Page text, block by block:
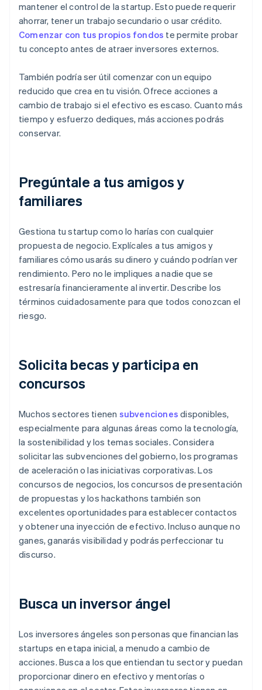
mantener el control de la startup. Esto puede requerir
ahorrar, tener un trabajo secundario o usar crédito.
Comenzar con tus propios fondos te permite probar
tu concepto antes de atraer inversores externos.
También podría ser útil comenzar con un equipo
reducido que crea en tu visión. Ofrece acciones a
cambio de trabajo si el efectivo es escaso. Cuanto más
tiempo y esfuerzo dediques, más acciones podrás
conservar.
Pregúntale a tus amigos y
familiares
Gestiona tu startup como lo harías con cualquier
propuesta de negocio. Explícales a tus amigos y
familiares cómo usarás su dinero y cuándo podrían ver
rendimiento. Pero no le impliques a nadie que se
estresaría financieramente al invertir. Describe los
términos cuidadosamente para que todos conozcan el
riesgo.
Solicita becas y participa en
concursos
Muchos sectores tienen subvenciones disponibles,
especialmente para algunas áreas como la tecnología,
la sostenibilidad y los temas sociales. Considera
solicitar las subvenciones del gobierno, los programas
de aceleración o las iniciativas corporativas. Los
concursos de negocios, los concursos de presentación
de propuestas y los hackathons también son
excelentes oportunidades para establecer contactos
y obtener una inyección de efectivo. Incluso aunque no
ganes, ganarás visibilidad y podrás perfeccionar tu
discurso.
Busca un inversor ángel
Los inversores ángeles son personas que financian las
startups en etapa inicial, a menudo a cambio de
acciones. Busca a los que entiendan tu sector y puedan
proporcionar dinero en efectivo y mentorías o